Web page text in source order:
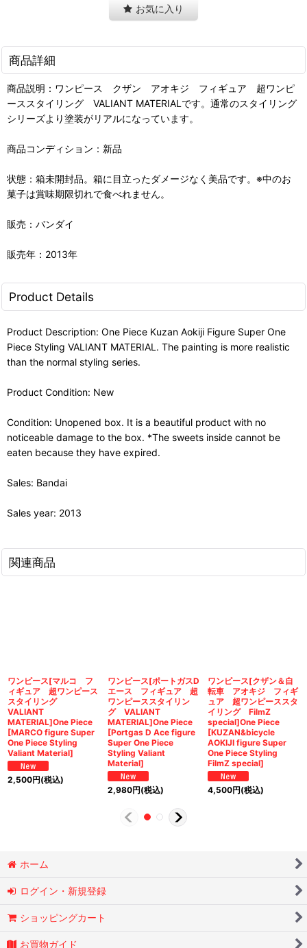
お気に入り
商品詳細
商品説明：ワンピース クザン アオキジ フィギュア 超ワンピ
ーススタイリング VALIANT MATERIALです。通常のスタイリング
シリーズより塗装がリアルになっています。
商品コンディション：新品
状態：箱未開封品。箱に目立ったダメージなく美品です。※中のお
菓子は賞味期限切れで食べれません。
販売：バンダイ
販売年：2013年
Product Details
Product Description: One Piece Kuzan Aokiji Figure Super One
Piece Styling VALIANT MATERIAL. The painting is more realistic
than the normal styling series.
Product Condition: New
Condition: Unopened box. It is a beautiful product with no
noticeable damage to the box. *The sweets inside cannot be
eaten because they have expired.
Sales: Bandai
Sales year: 2013
関連商品
ワンピース[マルコ フ
ィギュア 超ワンピース
スタイリング
VALIANT
MATERIAL]One Piece
[MARCO figure Super
One Piece Styling
Valiant Material]
2,500円(税込)
ワンピース[ポートガスD
エース フィギュア 超
ワンピーススタイリン
グ VALIANT
MATERIAL]One Piece
[Portgas D Ace figure
Super One Piece
Styling Valiant
Material]
2,980円(税込)
ワンピース[クザン＆自
転車 アオキジ フィギ
ュア 超ワンピーススタ
イリング FilmZ
special]One Piece
[KUZAN&bicycle
AOKIJI figure Super
One Piece Styling
FilmZ special]
4,500円(税込)
ホーム
ログイン・新規登録
ショッピングカート
お買物ガイド